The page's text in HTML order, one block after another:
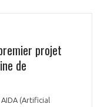
projet
de
(Artificial